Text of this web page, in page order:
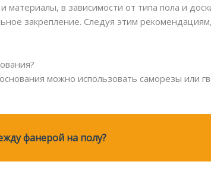
в зависимости от типа пола и
закрепление. Следуя этим
можно использовать саморезы или
фанерой на полу?